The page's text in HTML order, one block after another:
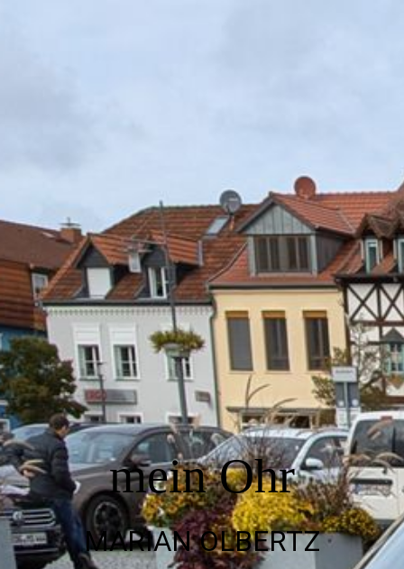
mein Ohr
MARIAN OLBERTZ
häufige Fragen
Hörtherapie
über uns
MO-torsport.com
Unternehmensphilosophie